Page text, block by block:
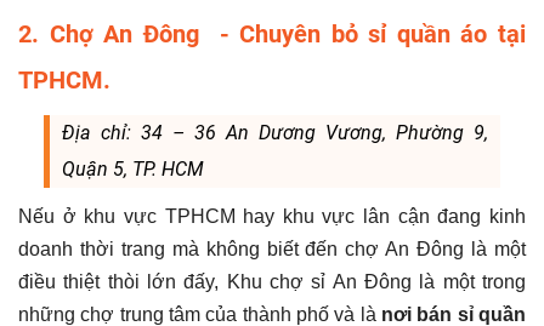
2. Chợ An Đông - Chuyên bỏ sỉ quần áo tại
TPHCM.
Địa chỉ: 34 – 36 An Dương Vương, Phường 9,
Quận 5, TP. HCM
Nếu ở khu vực TPHCM hay khu vực lân cận đang kinh
doanh thời trang mà không biết đến chợ An Đông là một
điều thiệt thòi lớn đấy, Khu chợ sỉ An Đông là một trong
những chợ trung tâm của thành phố và là nơi bán sỉ quần